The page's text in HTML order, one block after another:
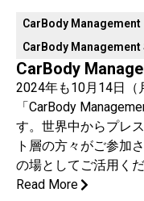
CarBody Management
CarBody
CarBody
2024年も10月14日（
「CarBody
す。世界中からプレ
ト層の方々がご参加
の場としてご活用く
Read More